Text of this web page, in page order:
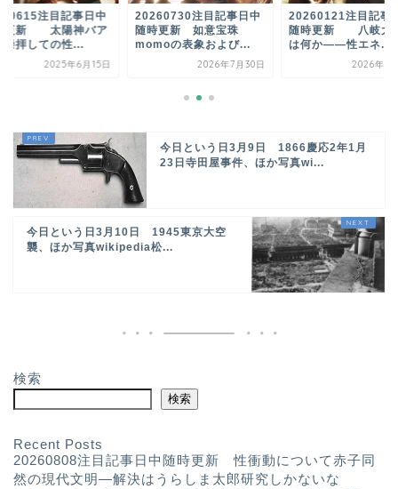
注目記事日中
更新 太陽神バア
崇拝しての性...
2025年6月15日
20260730注目記事日中
随時更新 如意宝珠
momoの表象および...
2026年7月30日
20260121注目記事
随時更新 八岐大
は何か――性エネ...
2026年1
今日という日3月9日 1866慶応2年1月
23日寺田屋事件、ほか写真wi...
今日という日3月10日 1945東京大空
襲、ほか写真wikipedia松...
検索
検索
Recent Posts
20260808注目記事日中随時更新 性衝動について赤子同
然の現代文明—解決はうらしま太郎研究しかないな